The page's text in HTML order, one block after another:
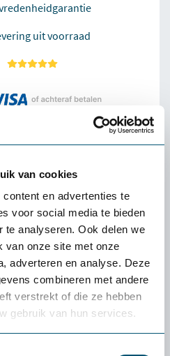
van cookies
en advertenties te
voor social media te bieden
te analyseren. Ook delen we
van onze site met onze
adverteren en analyse. Deze
combineren met andere
verstrekt of die ze hebben
gebruik van hun services.
uit voorraad
Gripper
levert uitzonderlijk
thermoplastische
mm dik materiaal.
exclusief DynaShield verlengt de
van standaard vinylschuim.
met gele
volgens OSHA code 1910-
randen om struikelgevaar